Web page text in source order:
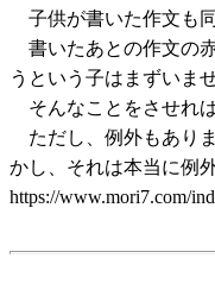
子供が書いた作文も同
書いたあとの作文の
うという子はまずいませ
そんなことをさせれ
ただし、例外もあり
かし、それは本当に例
https://www.mori7.com/